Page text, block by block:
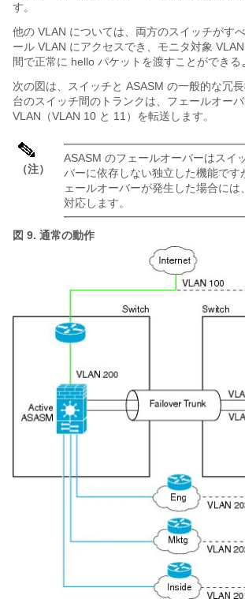
す。
他の VLAN については、両方のスイッチがす
ール VLAN にアクセスでき、モニタ対象
間で正常に hello パケットを渡すことができる
次の図は、スイッチと ASASM の一般的な冗
台のスイッチ間のトランクは、フェールオー
VLAN（VLAN 10 と 11）を転送します。
（注）
ASASM のフェールオーバーはスイ
バーに依存しない独立した機能です
ェールオーバーが発生した場合には
対応します。
図 9. 通常の動作